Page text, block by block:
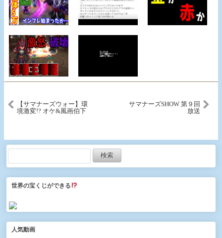
【サマナーズウォー】環
境激変!? オケ&風画伯下
サマナーズSHOW 第９回
放送
世界の宝くじができる
人気動画